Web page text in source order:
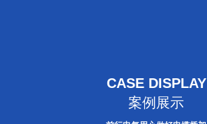
CASE DISPLAY
案例展示